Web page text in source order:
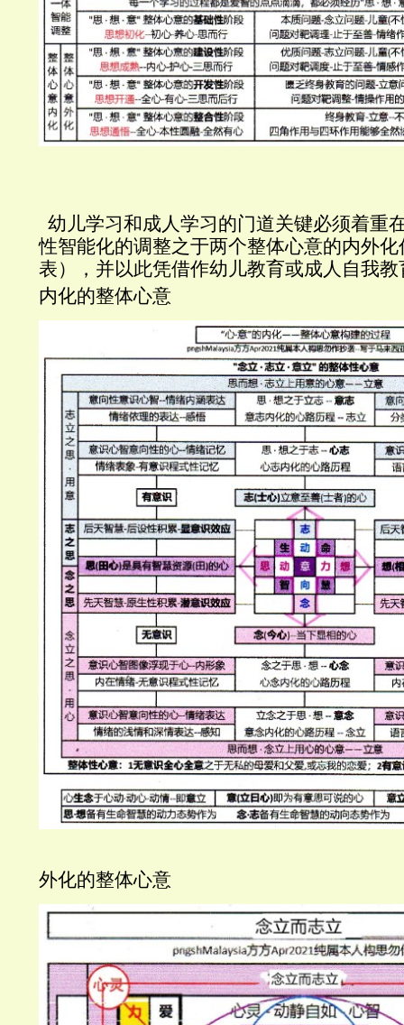
幼儿学习和成人学习的门道关键必须着重
性智能化的调整之于两个整体心意的内外
表），并以此凭借作幼儿教育或成人自我教
内化的整体心意
外化的整体心意